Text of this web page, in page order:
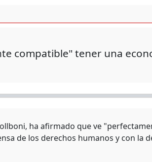
compatible" tener una
ha afirmado que ve
de los derechos humanos y con la